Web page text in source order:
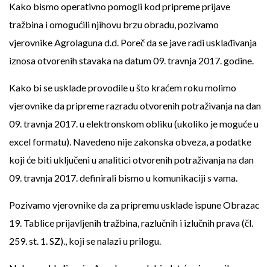
Kako bismo operativno pomogli kod pripreme prijave
tražbina i omogućili njihovu brzu obradu, pozivamo
vjerovnike Agrolaguna d.d. Poreč da se jave radi usklađivanja
iznosa otvorenih stavaka na datum 09. travnja 2017. godine.
Kako bi se usklade provodile u što kraćem roku molimo
vjerovnike da pripreme razradu otvorenih potraživanja na dan
09. travnja 2017. u elektronskom obliku (ukoliko je moguće u
excel formatu). Navedeno nije zakonska obveza, a podatke
koji će biti uključeni u analitici otvorenih potraživanja na dan
09. travnja 2017. definirali bismo u komunikaciji s vama.
Pozivamo vjerovnike da za pripremu usklade ispune Obrazac
19. Tablice prijavljenih tražbina, razlučnih i izlučnih prava (čl.
259. st. 1. SZ)., koji se nalazi u prilogu.